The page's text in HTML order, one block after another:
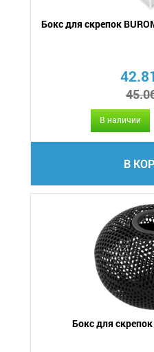
Бокс для скрепок
В наличии
В
Бокс для